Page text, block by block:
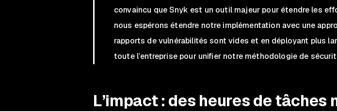
convaincu que Snyk est un outil majeur pour étendre les
nous espérons étendre notre implémentation avec une
rapports de vulnérabilités sont vides et en déployant plus
toute l’entreprise pour unifier notre méthodologie de
L’impact : des heures de tâches